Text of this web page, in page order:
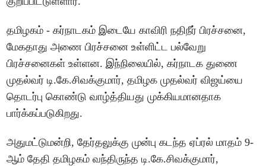
தமிழகம் - கர்நாடகம் இடையே காவிரி நதிநீர் பிரச்சனை,
மேகதாது அணை பிரச்சனை உள்ளிட்ட பல்வேறு
பிரச்சனைகள் உள்ளன. இந்நிலையில், கர்நாடக துணை
முதல்வர் டி.கே.சிவக்குமார், தமிழக முதல்வர் விஜய்யை
தொடர்பு கொண்டு வாழ்த்தியது முக்கியமானதாக
பார்க்கப்படுகிறது.
அதுமட்டுமன்றி, தேர்தலுக்கு முன்பு கடந்த ஏப்ரல் மாதம் 9-
ஆம் தேதி தமிழகம் வந்திருந்த டி.கே.சிவக்குமார்,